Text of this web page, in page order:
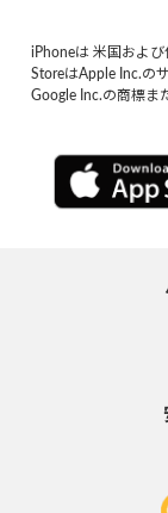
iPhoneは 米国およ
StoreはApple Inc.の
Google Inc.の商標ま